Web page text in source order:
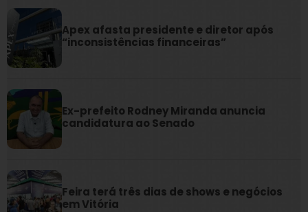
Apex afasta presidente e diretor após
“inconsistências financeiras”
Ex-prefeito Rodney Miranda anuncia
candidatura ao Senado
Feira terá três dias de shows e negócios
em Vitória